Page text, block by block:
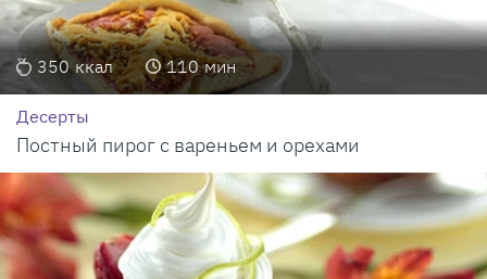
350 ккал 110 мин
Десерты
Постный пирог с вареньем и орехами